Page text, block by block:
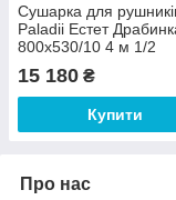
Сушарка для
Paladii Естет
800х530/10 4 м 1/2
15 180 ₴
Купити
Про нас